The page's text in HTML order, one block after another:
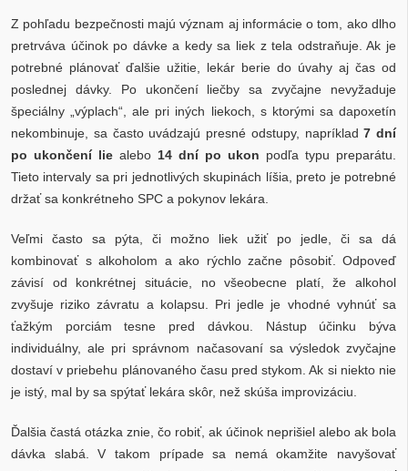
Z pohľadu bezpečnosti majú význam aj informácie o tom, ako dlho
pretrváva účinok po dávke a kedy sa liek z tela odstraňuje. Ak je
potrebné plánovať ďalšie užitie, lekár berie do úvahy aj čas od
poslednej dávky. Po ukončení liečby sa zvyčajne nevyžaduje
špeciálny „výplach“, ale pri iných liekoch, s ktorými sa dapoxetín
nekombinuje, sa často uvádzajú presné odstupy, napríklad7 dní
po ukončení lie alebo 14 dní po ukon podľa typu preparátu.
Tieto intervaly sa pri jednotlivých skupinách líšia, preto je potrebné
držať sa konkrétneho SPC a pokynov lekára.
Veľmi často sa pýta, či možno liek užiť po jedle, či sa dá
kombinovať s alkoholom a ako rýchlo začne pôsobiť. Odpoveď
závisí od konkrétnej situácie, no všeobecne platí, že alkohol
zvyšuje riziko závratu a kolapsu. Pri jedle je vhodné vyhnúť sa
ťažkým porciám tesne pred dávkou. Nástup účinku býva
individuálny, ale pri správnom načasovaní sa výsledok zvyčajne
dostaví v priebehu plánovaného času pred stykom. Ak si niekto nie
je istý, mal by sa spýtať lekára skôr, než skúša improvizáciu.
Ďalšia častá otázka znie, čo robiť, ak účinok neprišiel alebo ak bola
dávka slabá. V takom prípade sa nemá okamžite navyšovať